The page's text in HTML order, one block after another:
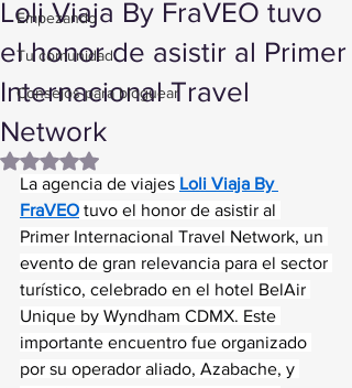
Empezando
Tu comunidad
Consejos para bloguear
Loli Viaja By FraVEO tuvo
el honor de asistir al Primer
Internacional Travel
Network
Obtuvo NaN de 5 estrellas.
La agencia de viajes Loli Viaja By
FraVEO tuvo el honor de asistir al
Primer Internacional Travel Network, un
evento de gran relevancia para el sector
turístico, celebrado en el hotel BelAir
Unique by Wyndham CDMX. Este
importante encuentro fue organizado
por su operador aliado, Azabache, y